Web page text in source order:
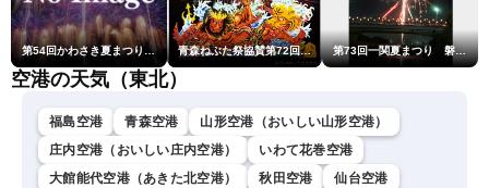
第54回かわさき夏まつり花火大会「おらが自慢のでっかい花火」 青森ねぶた祭協賛第72回青森花火大会 第73回一関夏まつり 磐井川川開き花火大会
空港の天気（東北）
福島空港 青森空港
山形空港（おいしい山形空港）
庄内空港（おいしい庄内空港）
いわて花巻空港
大館能代空港（あきた北空港）
秋田空港
仙台空港